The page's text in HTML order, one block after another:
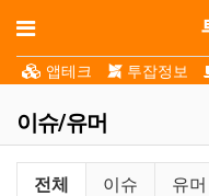
메뉴
앱테크 투잡정보
이슈/유머
이슈/유머 분류
전체 이슈 유머